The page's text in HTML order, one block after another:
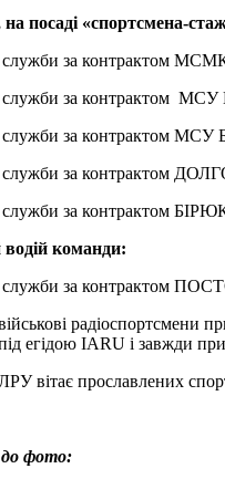
посаді «спортсмена-
служби за контрактом
служби за контрактом
служби за контрактом
служби за контрактом
служби за контрактом
команди:
служби за контрактом
радіоспортсмени
егідою IARU і завжди
вітає прославлених
фото: